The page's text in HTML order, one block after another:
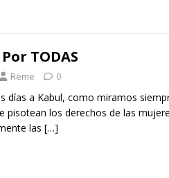
TODAS
Reme 0
días a Kabul, como miramos
pisotean los derechos de las
las […]